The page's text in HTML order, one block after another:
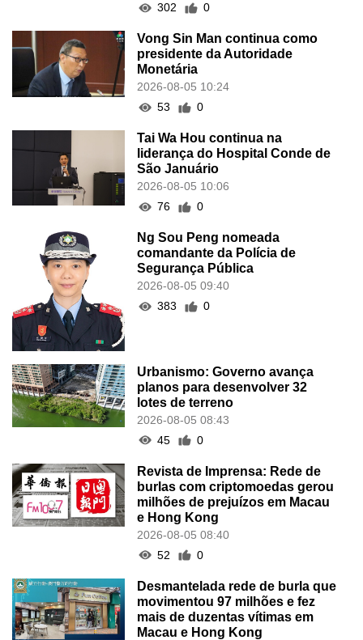
302
0
Vong Sin Man continua como
presidente da Autoridade
Monetária
2026-08-05 10:24
53
0
Tai Wa Hou continua na
liderança do Hospital Conde de
São Januário
2026-08-05 10:06
76
0
Ng Sou Peng nomeada
comandante da Polícia de
Segurança Pública
2026-08-05 09:40
383
0
Urbanismo: Governo avança
planos para desenvolver 32
lotes de terreno
2026-08-05 08:43
45
0
Revista de Imprensa: Rede de
burlas com criptomoedas gerou
milhões de prejuízos em Macau
e Hong Kong
2026-08-05 08:40
52
0
Desmantelada rede de burla que
movimentou 97 milhões e fez
mais de duzentas vítimas em
Macau e Hong Kong